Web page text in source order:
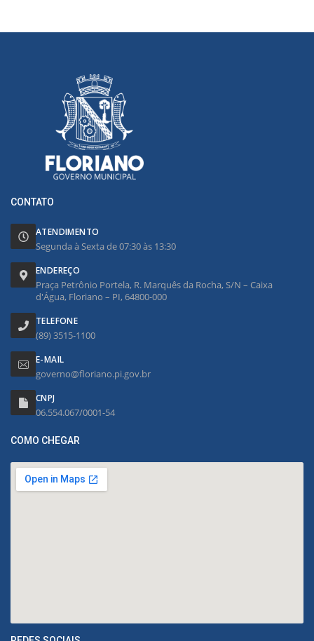
CONTATO
ATENDIMENTO
Segunda à Sexta de 07:30 às 13:30
ENDEREÇO
Praça Petrônio Portela, R. Marquês da Rocha, S/N – Caixa
d'Água, Floriano – PI, 64800-000
TELEFONE
(89) 3515-1100
E-MAIL
governo@floriano.pi.gov.br
CNPJ
06.554.067/0001-54
COMO CHEGAR